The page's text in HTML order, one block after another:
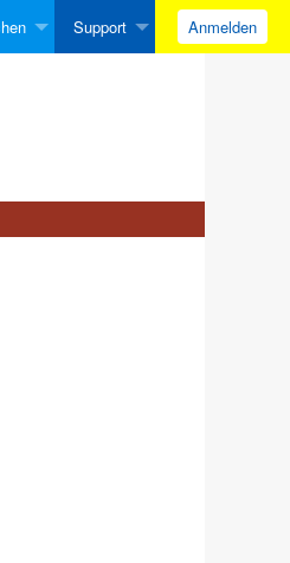
Support Anmelden